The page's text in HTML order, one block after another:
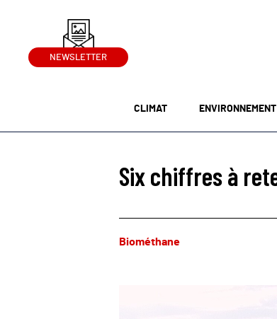
NEWSLETTER
CLIMAT ENVIRONNEMENT
Six chiffres à
Biométhane